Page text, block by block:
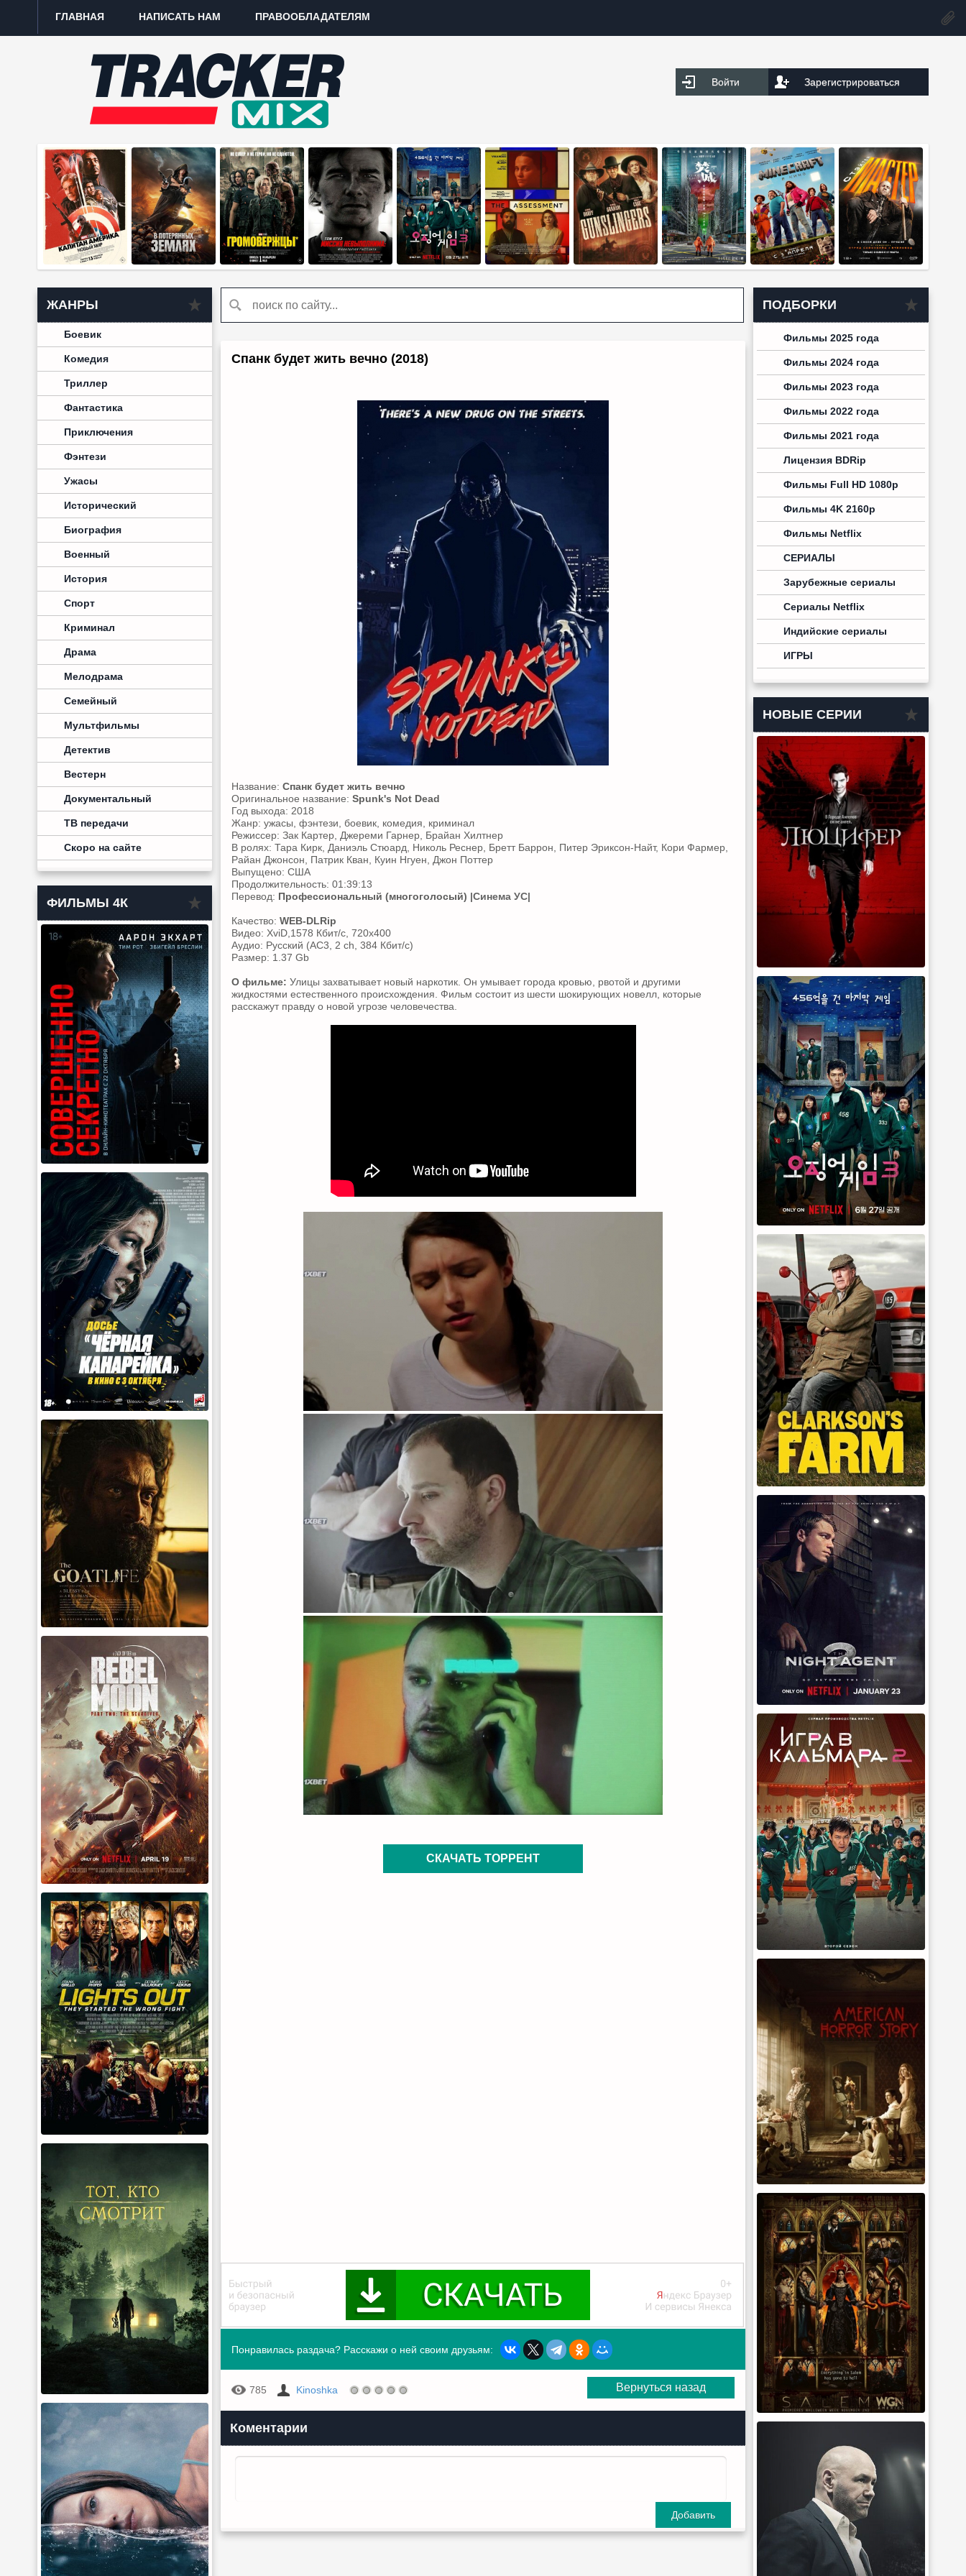
ГЛАВНАЯ НАПИСАТЬ НАМ ПРАВООБЛАДАТЕЛЯМ
Войти Зарегистрироваться
ЖАНРЫ
Боевик
Комедия
Триллер
Фантастика
Приключения
Фэнтези
Ужасы
Исторический
Биография
Военный
История
Спорт
Криминал
Драма
Мелодрама
Семейный
Мультфильмы
Детектив
Вестерн
Документальный
ТВ передачи
Скоро на сайте
ФИЛЬМЫ 4К
Спанк будет жить вечно (2018)
Название: Спанк будет жить вечно
Оригинальное название: Spunk's Not Dead
Год выхода: 2018
Жанр: ужасы, фэнтези, боевик, комедия, криминал
Режиссер: Зак Картер, Джереми Гарнер, Брайан Хилтнер
В ролях: Тара Кирк, Даниэль Стюард, Николь Реснер, Бретт Баррон, Питер Эриксон-Найт, Кори Фармер,
Райан Джонсон, Патрик Кван, Куин Нгуен, Джон Поттер
Выпущено: США
Продолжительность: 01:39:13
Перевод: Профессиональный (многоголосый) |Синема УС|
Качество: WEB-DLRip
Видео: XviD,1578 Кбит/с, 720x400
Аудио: Русский (AC3, 2 ch, 384 Кбит/с)
Размер: 1.37 Gb
О фильме: Улицы захватывает новый наркотик. Он умывает города кровью, рвотой и другими
жидкостями естественного происхождения. Фильм состоит из шести шокирующих новелл, которые
расскажут правду о новой угрозе человечества.
СКАЧАТЬ ТОРРЕНТ
Понравилась раздача? Расскажи о ней своим друзьям:
785 Kinoshka Вернуться назад
Коментарии
Добавить
ПОДБОРКИ
Фильмы 2025 года
Фильмы 2024 года
Фильмы 2023 года
Фильмы 2022 года
Фильмы 2021 года
Лицензия BDRip
Фильмы Full HD 1080p
Фильмы 4K 2160p
Фильмы Netflix
СЕРИАЛЫ
Зарубежные сериалы
Сериалы Netflix
Индийские сериалы
ИГРЫ
НОВЫЕ СЕРИИ